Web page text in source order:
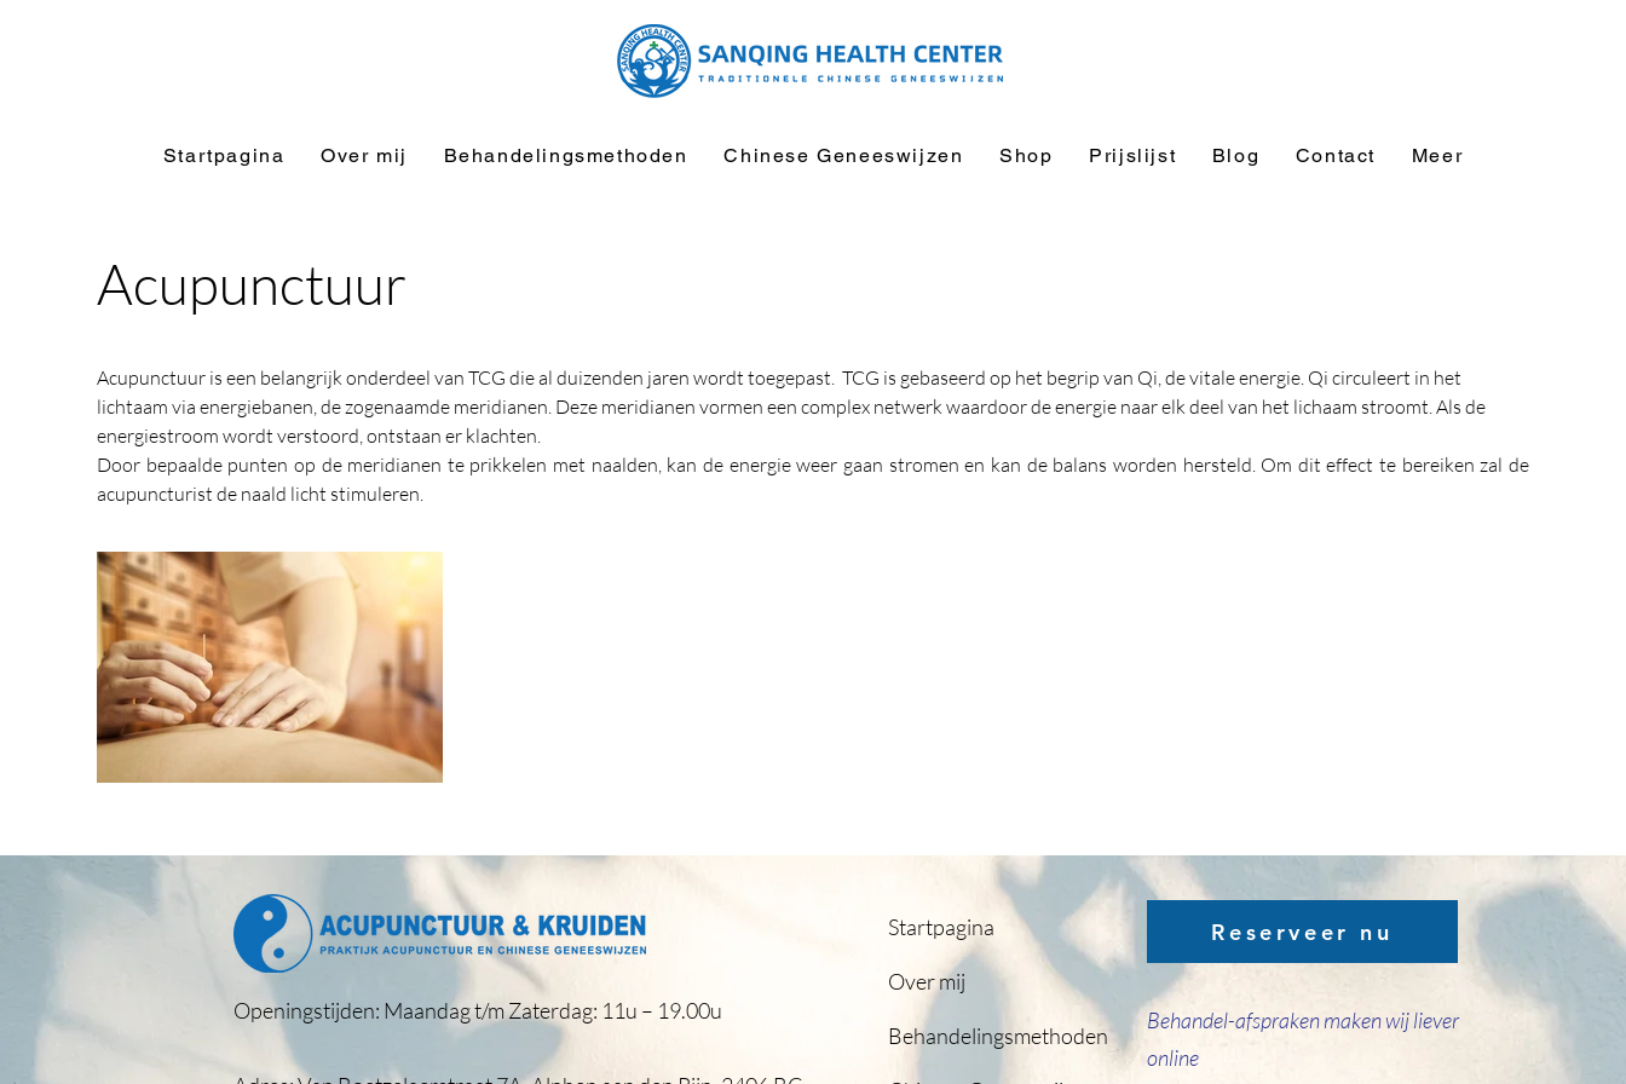
Startpagina Over mij Behandelingsmethoden Chinese Geneeswijzen Shop Prijslijst Blog Contact Meer
Acupunctuur
Acupunctuur is een belangrijk onderdeel van TCG die al duizenden jaren wordt toegepast.  TCG is gebaseerd op het begrip van Qi, de vitale energie. Qi circuleert in het
lichtaam via energiebanen, de zogenaamde meridianen. Deze meridianen vormen een complex netwerk waardoor de energie naar elk deel van het lichaam stroomt. Als de
energiestroom wordt verstoord, ontstaan er klachten.
Door bepaalde punten op de meridianen te prikkelen met naalden, kan de energie weer gaan stromen en kan de balans worden hersteld. Om dit effect te bereiken zal de
acupuncturist de naald licht stimuleren.
Openingstijden: Maandag t/m Zaterdag: 11u – 19.00u
Startpagina
Over mij
Behandelingsmethoden
Reserveer nu
Behandel-afspraken maken wij liever
online